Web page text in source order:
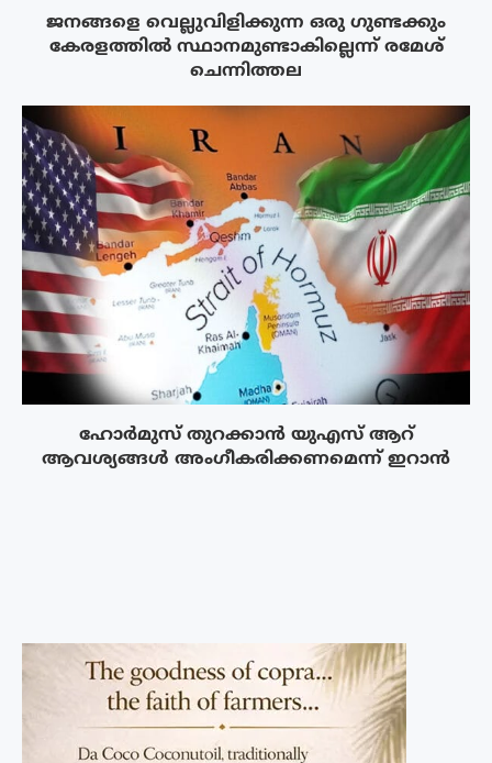
ജനങ്ങളെ വെല്ലുവിളിക്കുന്ന ഒരു ഗുണ്ടക്കും
കേരളത്തിൽ സ്ഥാനമുണ്ടാകില്ലെന്ന് രമേശ്
ചെന്നിത്തല
ഹോർമുസ് തുറക്കാൻ യുഎസ് ആറ്
ആവശ്യങ്ങൾ അംഗീകരിക്കണമെന്ന് ഇറാൻ